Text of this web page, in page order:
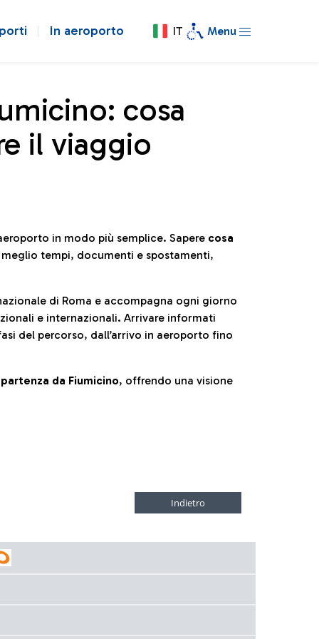
In aeroporto IT Menu
cosa
il viaggio
in modo più semplice. Sapere cosa
tempi, documenti e spostamenti,
di Roma e accompagna ogni giorno
e internazionali. Arrivare informati
del percorso, dall’arrivo in aeroporto fino
da Fiumicino, offrendo una visione